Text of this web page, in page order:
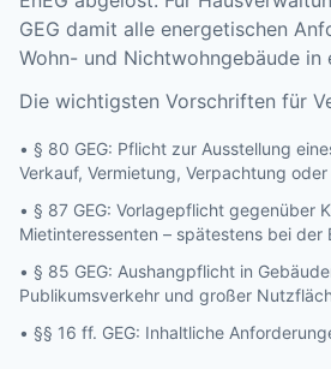
GEG damit alle energetischen
Wohn- und Nichtwohngebäude in
Die wichtigsten Vorschriften für
• § 80 GEG: Pflicht zur Ausstellung
Verkauf, Vermietung, Verpachtung oder
• § 87 GEG: Vorlagepflicht gegenüber
Mietinteressenten – spätestens bei der
• § 85 GEG: Aushangpflicht in
Publikumsverkehr und großer
• §§ 16 ff. GEG: Inhaltliche